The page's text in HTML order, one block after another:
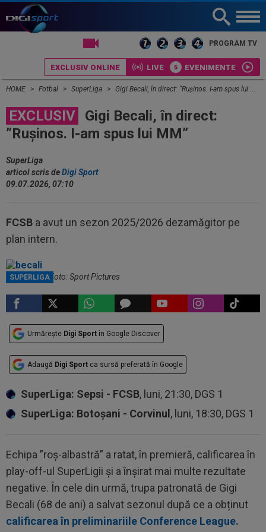
PROGRAM TV
EXCLUSIV ONLINE LIVE EVENIMENTE
HOME Fotbal SuperLiga Gigi Becali, în direct: ”Rușinos. I-am spus lui MM”
EXCLUSIV
Gigi Becali, în direct:
”Rușinos. I-am spus lui MM”
SuperLiga
articol scris deDigi Sport
09.07.2026, 07:10
FCSB a avut un sezon 2025/2026 dezamăgitor pe
plan intern.
SUPERLIGA
Gigi Becali / Foto: Sport Pictures
Urmărește Digi Sport în Google Discover
Adaugă Digi Sport ca sursă preferată în Google
SuperLiga: Sepsi - FCSB, luni, 21:30, DGS 1
SuperLiga: Botoșani - Corvinul , luni, 18:30, DGS 1
Echipa ”roș-albastră” a ratat, în premieră, calificarea în
play-off-ul SuperLigii și a înșirat mai multe rezultate
negative. În cele din urmă, trupa patronată de Gigi
Becali (68 de ani) a salvat sezonul după ce a obținut
calificarea în preliminariile Conference League.